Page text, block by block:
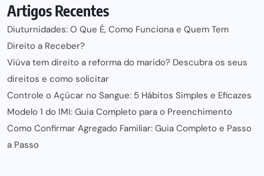
Artigos Recentes
Diuturnidades: O Que É, Como Funciona e Quem Tem
Direito a Receber?
Viúva tem direito a reforma do marido? Descubra os seus
direitos e como solicitar
Controle o Açúcar no Sangue: 5 Hábitos Simples e Eficazes
Modelo 1 do IMI: Guia Completo para o Preenchimento
Como Confirmar Agregado Familiar: Guia Completo e Passo
a Passo